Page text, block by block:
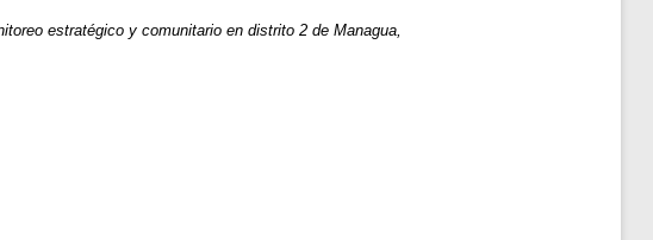
estratégico y comunitario en distrito 2 de Managua,